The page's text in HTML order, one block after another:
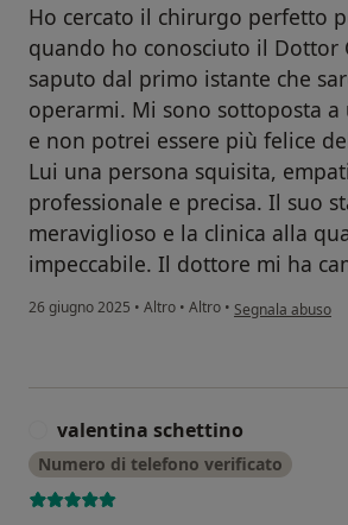
Ho cercato il chirurgo perfetto
quando ho conosciuto il Dottor
saputo dal primo istante che
operarmi. Mi sono sottoposta a
e non potrei essere più felice
Lui una persona squisita,
professionale e precisa. Il suo
meraviglioso e la clinica alla
impeccabile. Il dottore mi ha
26 giugno 2025 • Altro • Altro • secondo
Segnala abuso
valentina schettino
Numero di telefono verificato